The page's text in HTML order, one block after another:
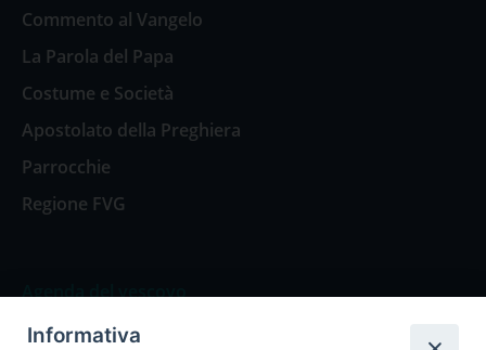
Commento al Vangelo
La Parola del Papa
Costume e Società
Apostolato della Preghiera
Parrocchie
Regione FVG
Agenda del vescovo
Agenda del vescovo
Informativa